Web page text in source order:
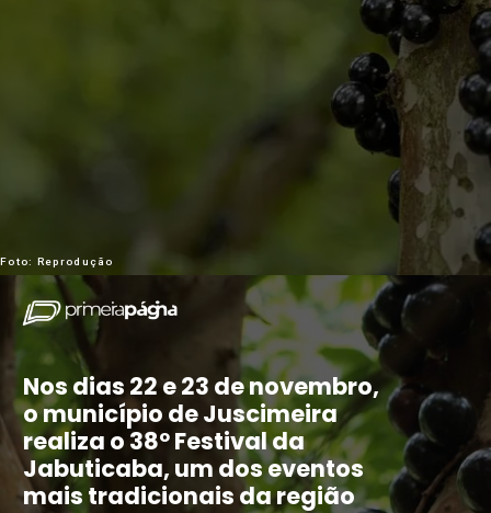
Foto: Reprodução
Nos dias 22 e 23 de novembro,
o município de Juscimeira
realiza o 38º Festival da
Jabuticaba, um dos eventos
mais tradicionais da região